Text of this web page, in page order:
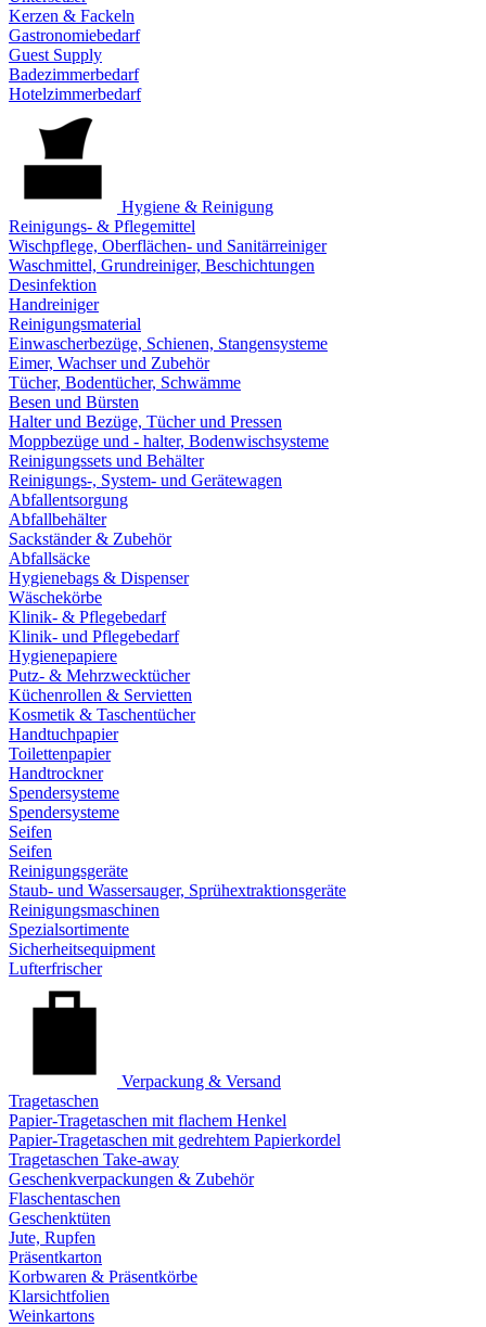
Kerzen & Fackeln
Gastronomiebedarf
Guest Supply
Badezimmerbedarf
Hotelzimmerbedarf
Hygiene & Reinigung
Reinigungs- & Pflegemittel
Wischpflege, Oberflächen- und Sanitärreiniger
Waschmittel, Grundreiniger, Beschichtungen
Desinfektion
Handreiniger
Reinigungsmaterial
Einwascherbezüge, Schienen, Stangensysteme
Eimer, Wachser und Zubehör
Tücher, Bodentücher, Schwämme
Besen und Bürsten
Halter und Bezüge, Tücher und Pressen
Moppbezüge und - halter, Bodenwischsysteme
Reinigungssets und Behälter
Reinigungs-, System- und Gerätewagen
Abfallentsorgung
Abfallbehälter
Sackständer & Zubehör
Abfallsäcke
Hygienebags & Dispenser
Wäschekörbe
Klinik- & Pflegebedarf
Klinik- und Pflegebedarf
Hygienepapiere
Putz- & Mehrzwecktücher
Küchenrollen & Servietten
Kosmetik & Taschentücher
Handtuchpapier
Toilettenpapier
Handtrockner
Spendersysteme
Spendersysteme
Seifen
Seifen
Reinigungsgeräte
Staub- und Wassersauger, Sprühextraktionsgeräte
Reinigungsmaschinen
Spezialsortimente
Sicherheitsequipment
Lufterfrischer
Verpackung & Versand
Tragetaschen
Papier-Tragetaschen mit flachem Henkel
Papier-Tragetaschen mit gedrehtem Papierkordel
Tragetaschen Take-away
Geschenkverpackungen & Zubehör
Flaschentaschen
Geschenktüten
Jute, Rupfen
Präsentkarton
Korbwaren & Präsentkörbe
Klarsichtfolien
Weinkartons